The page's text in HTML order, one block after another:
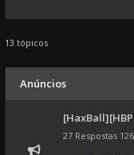
13 tópicos
Anúncios
27 Respostas